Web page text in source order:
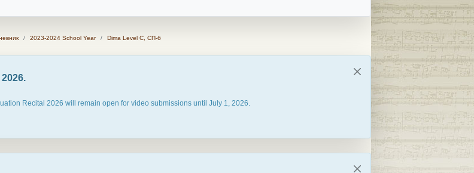
2023-2024 School Year Dima Level С, СП-б
Recital 2026 will remain open for video submissions until July 1, 2026.